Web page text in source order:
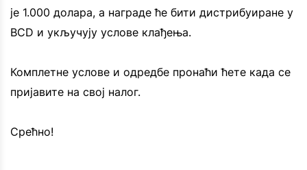
је 1.000 долара, а награде ће бити дистрибуиране у
BCD и укључују услове клађења.
Комплетне услове и одредбе пронаћи ћете када се
пријавите на свој налог.
Срећно!